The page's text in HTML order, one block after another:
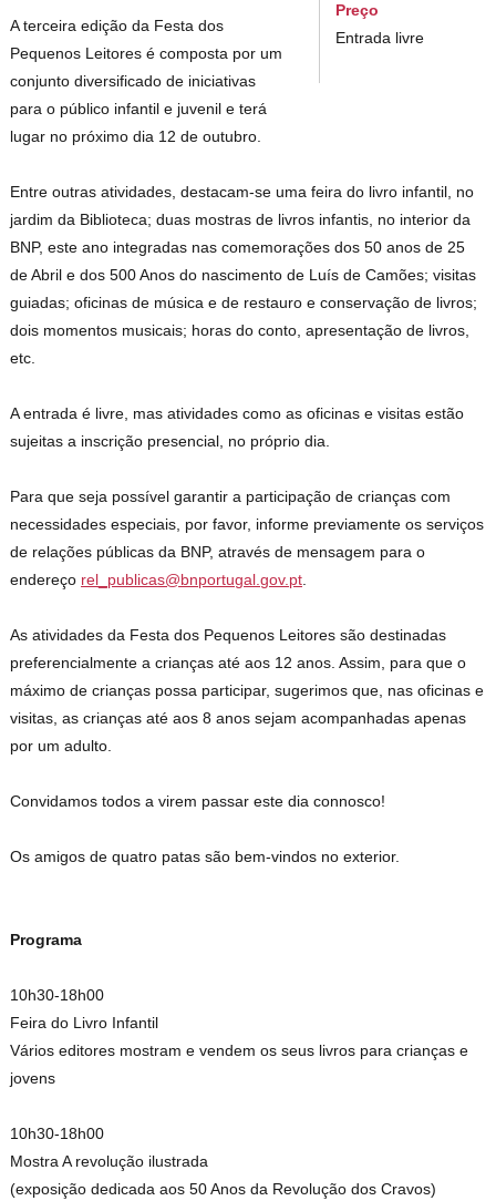
Preço
Entrada livre
A terceira edição da Festa dos
Pequenos Leitores é composta por um
conjunto diversificado de iniciativas
para o público infantil e juvenil e terá
lugar no próximo dia 12 de outubro.
Entre outras atividades, destacam-se uma feira do livro infantil, no
jardim da Biblioteca; duas mostras de livros infantis, no interior da
BNP, este ano integradas nas comemorações dos 50 anos de 25
de Abril e dos 500 Anos do nascimento de Luís de Camões; visitas
guiadas; oficinas de música e de restauro e conservação de livros;
dois momentos musicais; horas do conto, apresentação de livros,
etc.
A entrada é livre, mas atividades como as oficinas e visitas estão
sujeitas a inscrição presencial, no próprio dia.
Para que seja possível garantir a participação de crianças com
necessidades especiais, por favor, informe previamente os serviços
de relações públicas da BNP, através de mensagem para o
endereço rel_publicas@bnportugal.gov.pt.
As atividades da Festa dos Pequenos Leitores são destinadas
preferencialmente a crianças até aos 12 anos. Assim, para que o
máximo de crianças possa participar, sugerimos que, nas oficinas e
visitas, as crianças até aos 8 anos sejam acompanhadas apenas
por um adulto.
Convidamos todos a virem passar este dia connosco!
Os amigos de quatro patas são bem-vindos no exterior.
Programa
10h30-18h00
Feira do Livro Infantil
Vários editores mostram e vendem os seus livros para crianças e
jovens
10h30-18h00
Mostra A revolução ilustrada
(exposição dedicada aos 50 Anos da Revolução dos Cravos)